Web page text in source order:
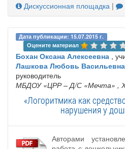
Дискуссионная площадка |
Дата публикации: 15.07.2015 г.
Оцените материал
Бохан Оксана Алексеевна ,
Лашкова Любовь Васильевна
руководитель
МБДОУ «ЦРР – Д/С «Мечта» ,
«Логоритмика как
нарушения у
Авторами